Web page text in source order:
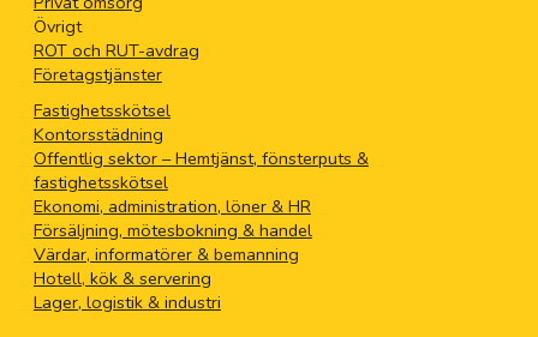
Övrigt
ROT och RUT-avdrag
Företagstjänster
Fastighetsskötsel
Kontorsstädning
Offentlig sektor – Hemtjänst, fönsterputs &
fastighetsskötsel
Ekonomi, administration, löner & HR
Försäljning, mötesbokning & handel
Värdar, informatörer & bemanning
Hotell, kök & servering
Lager, logistik & industri